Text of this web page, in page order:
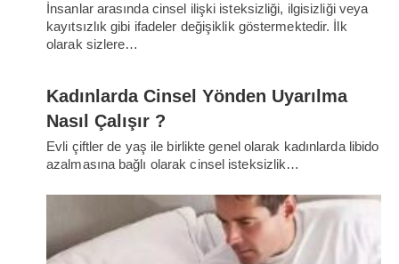
İnsanlar arasında cinsel ilişki isteksizliği, ilgisizliği veya
kayıtsızlık gibi ifadeler değişiklik göstermektedir. İlk
olarak sizlere…
Kadınlarda Cinsel Yönden Uyarılma
Nasıl Çalışır ?
Evli çiftler de yaş ile birlikte genel olarak kadınlarda libido
azalmasına bağlı olarak cinsel isteksizlik…